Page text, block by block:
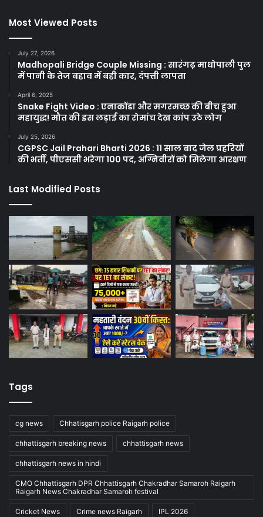
Most Viewed Posts
July 27, 2026
Madhopali Bridge Couple Missing : सारंगढ़ माधोपाली पुल
में पानी के तेज बहाव में बही कार, दंपत्ती लापता
April 6, 2025
Snake Fight Video : एनाकोंडा और मगरमच्छ की बीच हुआ
महायुद्ध! मौत की इस लड़ाई का रोमांच देख कांप उठे लोग
July 25, 2026
CGPSC Jail Prahari Bharti 2026 : 11 साल बाद जेल प्रहरियों
की भर्ती, पीएससी भरेगा 100 पद, अग्निवीरों को मिलेगा आरक्षण
Last Modified Posts
Tags
cg news Chhatisgarh police Raigarh police
chhattisgarh breaking news chhattisgarh news
chhattisgarh news in hindi
CMO Chhattisgarh DPR Chhattisgarh Chakradhar Samaroh Raigarh
Raigarh News Chakradhar Samaroh festival
Cricket News Crime news Raigarh IPL 2026